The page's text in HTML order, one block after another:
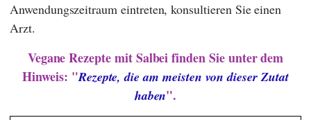
Anwendungszeitraum eintreten, konsultieren Sie einen
Arzt.
Vegane Rezepte mit Salbei finden Sie unter dem
Hinweis: "Rezepte, die am meisten von dieser Zutat
haben".